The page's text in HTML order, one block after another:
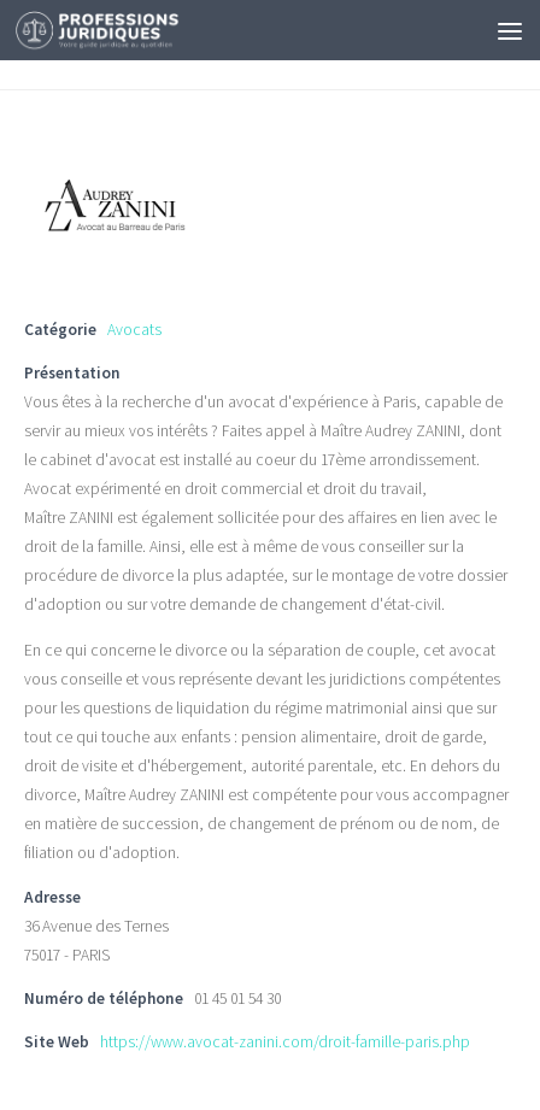
Catégorie Avocats
Présentation
Vous êtes à la recherche d'un avocat d'expérience à Paris, capable de
servir au mieux vos intérêts ? Faites appel à Maître Audrey ZANINI, dont
le cabinet d'avocat est installé au coeurdu 17ème arrondissement.
Avocat expérimenté en droit commercial et droit du travail,
Maître ZANINI est également sollicitée pour des affaires en lien avec le
droit de la famille. Ainsi, elle est à même de vous conseiller sur la
procédure de divorce la plus adaptée, sur le montage de votre dossier
d'adoption ou sur votre demande de changement d'état-civil.
En ce qui concerne le divorce ou la séparation de couple, cet avocat
vous conseille et vous représente devant les juridictions compétentes
pour les questions de liquidation du régime matrimonial ainsi que sur
tout ce qui touche aux enfants : pension alimentaire, droit de garde,
droit de visite et d'hébergement, autorité parentale, etc. En dehors du
divorce, Maître Audrey ZANINI est compétente pour vous accompagner
en matière de succession, de changement de prénom ou de nom, de
filiation ou d'adoption.
Adresse
36 Avenue des Ternes
75017 - PARIS
Numéro de téléphone 01 45 01 54 30
Site Web https://www.avocat-zanini.com/droit-famille-paris.php